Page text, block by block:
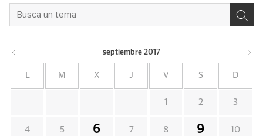
septiembre 2017
L M X J V S D
1 2 3
4 5 6 7 8 9 10